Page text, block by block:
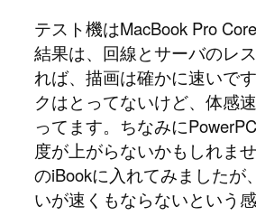
テスト機はMacBook Pro Core
結果は、回線とサーバのレ
れば、描画は確かに速いで
クはとってないけど、体感
ってます。ちなみに
度が上がらないかもしれま
のiBookに入れてみましたが
いが速くもならないという感